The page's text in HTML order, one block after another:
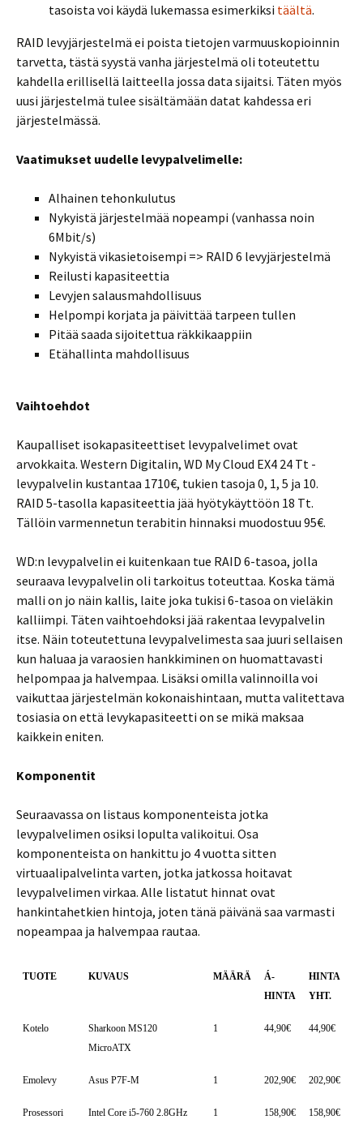
tasoista voi käydä lukemassa esimerkiksi täältä.
RAID levyjärjestelmä ei poista tietojen varmuuskopioinnin
tarvetta, tästä syystä vanha järjestelmä oli toteutettu
kahdella erillisellä laitteella jossa data sijaitsi. Täten myös
uusi järjestelmä tulee sisältämään datat kahdessa eri
järjestelmässä.
Vaatimukset uudelle levypalvelimelle:
Alhainen tehonkulutus
Nykyistä järjestelmää nopeampi (vanhassa noin
6Mbit/s)
Nykyistä vikasietoisempi => RAID 6 levyjärjestelmä
Reilusti kapasiteettia
Levyjen salausmahdollisuus
Helpompi korjata ja päivittää tarpeen tullen
Pitää saada sijoitettua räkkikaappiin
Etähallinta mahdollisuus
Vaihtoehdot
Kaupalliset isokapasiteettiset levypalvelimet ovat
arvokkaita. Western Digitalin, WD My Cloud EX4 24 Tt -
levypalvelin kustantaa 1710€, tukien tasoja 0, 1, 5 ja 10.
RAID 5-tasolla kapasiteettia jää hyötykäyttöön 18 Tt.
Tällöin varmennetun terabitin hinnaksi muodostuu 95€.
WD:n levypalvelin ei kuitenkaan tue RAID 6-tasoa, jolla
seuraava levypalvelin oli tarkoitus toteuttaa. Koska tämä
malli on jo näin kallis, laite joka tukisi 6-tasoa on vieläkin
kalliimpi. Täten vaihtoehdoksi jää rakentaa levypalvelin
itse. Näin toteutettuna levypalvelimesta saa juuri sellaisen
kun haluaa ja varaosien hankkiminen on huomattavasti
helpompaa ja halvempaa. Lisäksi omilla valinnoilla voi
vaikuttaa järjestelmän kokonaishintaan, mutta valitettava
tosiasia on että levykapasiteetti on se mikä maksaa
kaikkein eniten.
Komponentit
Seuraavassa on listaus komponenteista jotka
levypalvelimen osiksi lopulta valikoitui. Osa
komponenteista on hankittu jo 4 vuotta sitten
virtuaalipalvelinta varten, jotka jatkossa hoitavat
levypalvelimen virkaa. Alle listatut hinnat ovat
hankintahetkien hintoja, joten tänä päivänä saa varmasti
nopeampaa ja halvempaa rautaa.
TUOTE KUVAUS MÄÄRÄ
Á-
HINTA
HINTA
YHT.
Kotelo
Sharkoon MS120
MicroATX
1 44,90€ 44,90€
Emolevy Asus P7F-M 1 202,90€ 202,90€
Prosessori Intel Core i5-760 2.8GHz 1 158,90€ 158,90€